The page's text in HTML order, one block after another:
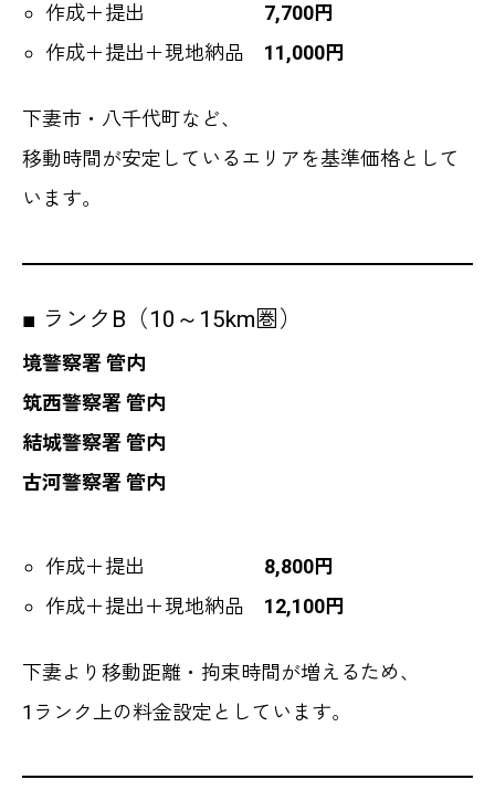
作成＋提出 7,700円
作成＋提出＋現地納品 11,000円
下妻市・八千代町など、
移動時間が安定しているエリアを基準価格として
います。
■ ランクB（10～15km圏）
境警察署 管内
筑西警察署 管内
結城警察署 管内
古河警察署 管内
作成＋提出 8,800円
作成＋提出＋現地納品 12,100円
下妻より移動距離・拘束時間が増えるため、
1ランク上の料金設定としています。